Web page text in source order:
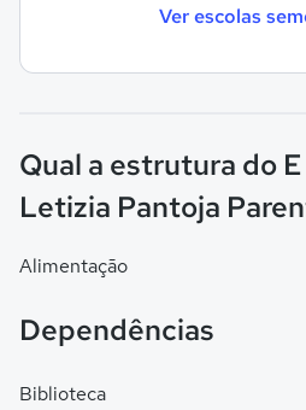
Ver escolas
Qual a estrutura do
Letizia Pantoja
Alimentação
Dependências
Biblioteca